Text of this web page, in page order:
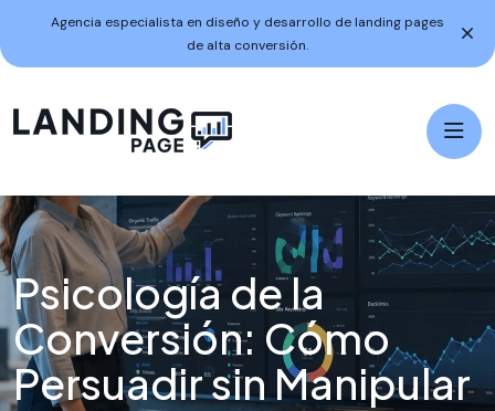
Agencia especialista en diseño y desarrollo de landing pages
de alta conversión.
Psicología de la
Conversión: Cómo
Persuadir sin Manipular